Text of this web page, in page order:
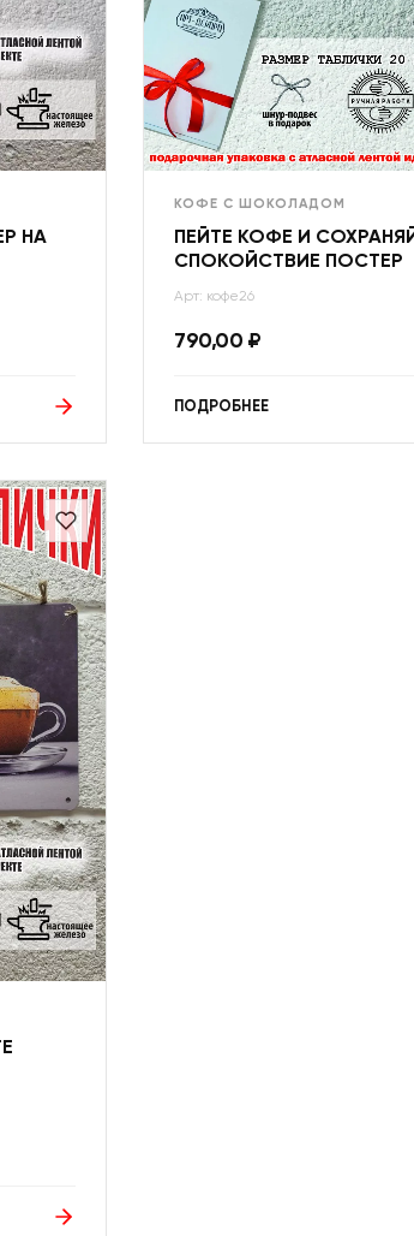
НА
КОФЕ С ШОКОЛАДОМ
ПЕЙТЕ КОФЕ И
СПОКОЙСТВИЕ ПОСТЕР
Арт: кофе26
790,00 ₽
ПОДРОБНЕЕ